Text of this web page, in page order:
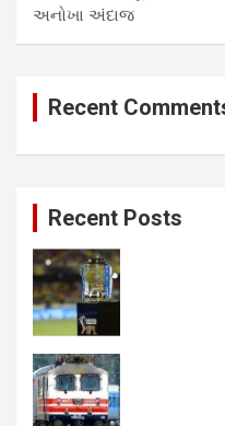
અનોખા અંદાજ
Recent
Recent Posts